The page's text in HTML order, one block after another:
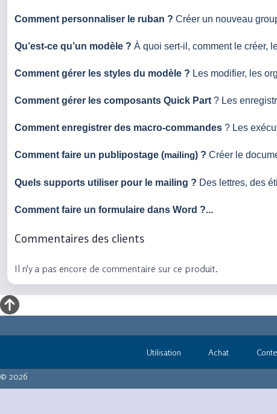
Comment personnaliser le ruban ? Créer un nouveau
Qu’est-ce qu’un modèle ? À quoi sert-il, comment le créer,
Comment gérer les styles du modèle ? Les modifier, les
Comment gérer les composants Quick Part ? Les
Comment enregistrer des macro-commandes ? Les
Comment faire un publipostage (mailing) ? Créer le
Quels supports utiliser pour le mailing ? Des lettres, des
Comment faire un formulaire dans Word ?...
Commentaires des clients
Il n'y a pas encore de commentaire sur ce produit.
Utilisation Achat
© 2026